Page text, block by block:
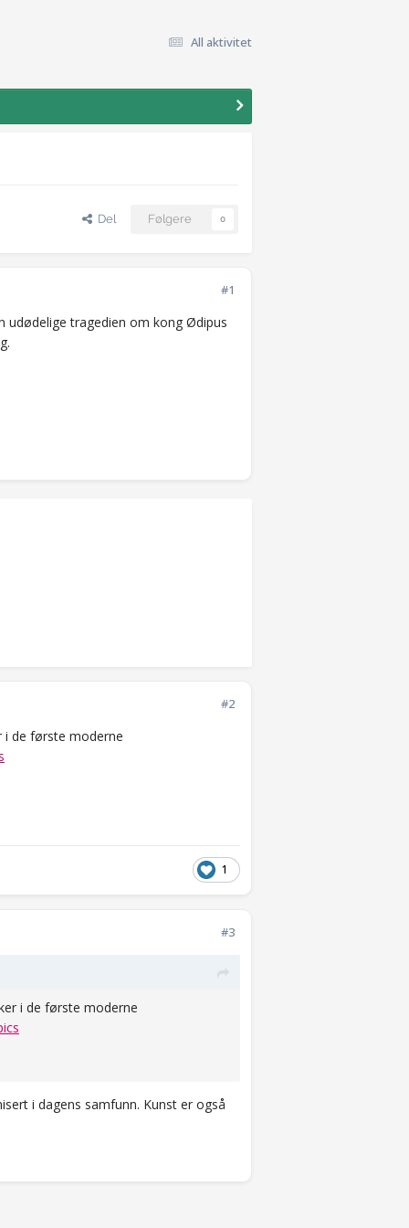
All aktivitet
Del Følgere 0
#1
udødelige tragedien om kong Ødipus
#2
de første moderne
1
#3
i de første moderne
i dagens samfunn. Kunst er også